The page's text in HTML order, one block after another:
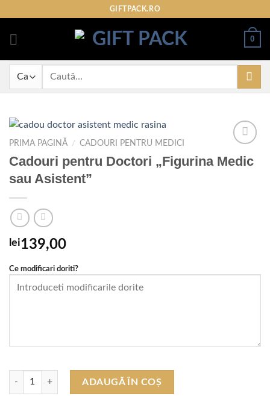
content
GIFTPACK.RO
0
Caută
PRIMA PAGINĂ / CADOURI PENTRU MEDICI
Cadouri pentru Doctori „Figurina Medic
sau Asistent”
lei139,00
Ce modificari doriti?
Cantitate Cadouri pentru Doctori "Figurina Medic sau Asistent"
ADAUGĂ ÎN COȘ